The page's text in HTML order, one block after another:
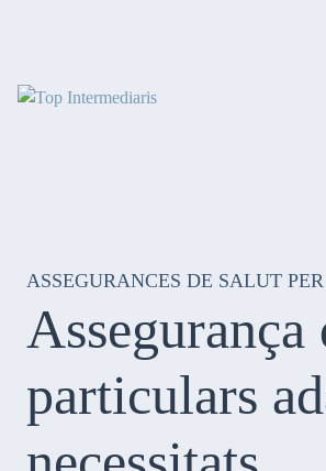
ASSEGURANCES DE SALUT
Assegurança
particulars